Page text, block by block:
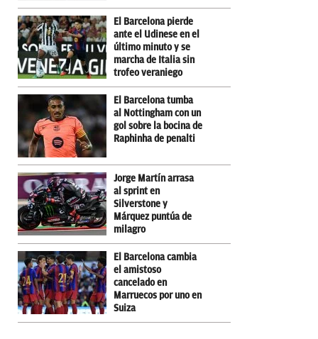
El Barcelona pierde
ante el Udinese en el
último minuto y se
marcha de Italia sin
trofeo veraniego
El Barcelona tumba
al Nottingham con un
gol sobre la bocina de
Raphinha de penalti
Jorge Martín arrasa
al sprint en
Silverstone y
Márquez puntúa de
milagro
El Barcelona cambia
el amistoso
cancelado en
Marruecos por uno en
Suiza